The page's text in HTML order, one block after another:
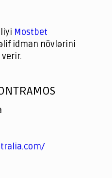
Mostbet
idman növlərini